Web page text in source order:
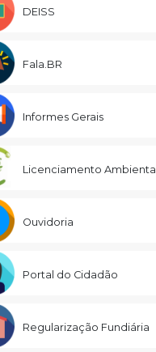
DEISS
Fala.BR
Informes Gerais
Licenciamento Ambiental
Ouvidoria
Portal do Cidadão
Regularização Fundiária